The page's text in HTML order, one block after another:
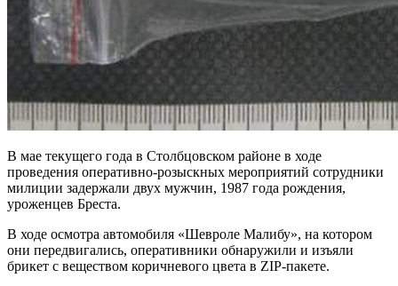
В мае текущего года в Столбцовском районе в ходе
проведения оперативно-розыскных мероприятий сотрудники
милиции задержали двух мужчин, 1987 года рождения,
уроженцев Бреста.
В ходе осмотра автомобиля «Шевроле Малибу», на котором
они передвигались, оперативники обнаружили и изъяли
брикет с веществом коричневого цвета в ZIP-пакете.